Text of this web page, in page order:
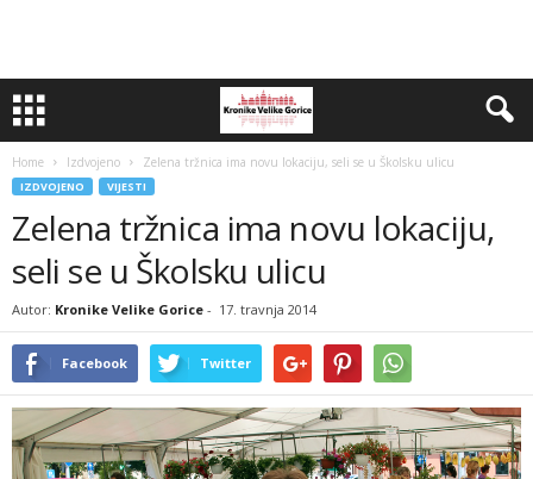
Home Izdvojeno Zelena tržnica ima novu lokaciju, seli se u Školsku ulicu
IZDVOJENO VIJESTI
Zelena tržnica ima novu lokaciju,
seli se u Školsku ulicu
Autor: Kronike Velike Gorice - 17. travnja 2014
Facebook Twitter